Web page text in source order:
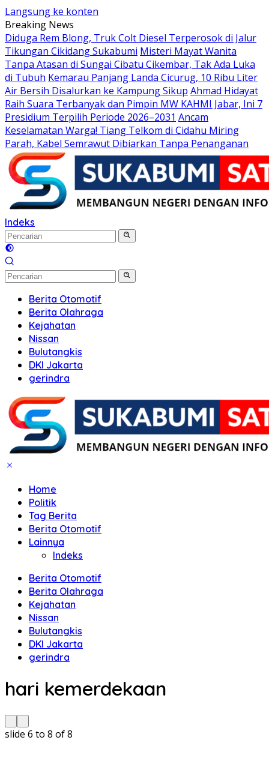
Langsung ke konten
Breaking News
Diduga Rem Blong, Truk Colt Diesel Terperosok di Jalur
Tikungan Cikidang Sukabumi Misteri Mayat Wanita
Tanpa Atasan di Sungai Cibatu Cikembar, Tak Ada Luka
di Tubuh Kemarau Panjang Landa Cicurug, 10 Ribu Liter
Air Bersih Disalurkan ke Kampung Sikup Ahmad Hidayat
Raih Suara Terbanyak dan Pimpin MW KAHMI Jabar, Ini 7
Presidium Terpilih Periode 2026–2031 Ancam
Keselamatan Warga! Tiang Telkom di Cidahu Miring
Parah, Kabel Semrawut Dibiarkan Tanpa Penanganan
Indeks
Berita Otomotif
Berita Olahraga
Kejahatan
Nissan
Bulutangkis
DKI Jakarta
gerindra
Home
Politik
Tag Berita
Berita Otomotif
Lainnya
Indeks
Berita Otomotif
Berita Olahraga
Kejahatan
Nissan
Bulutangkis
DKI Jakarta
gerindra
hari kemerdekaan
slide 6 to 8 of 8